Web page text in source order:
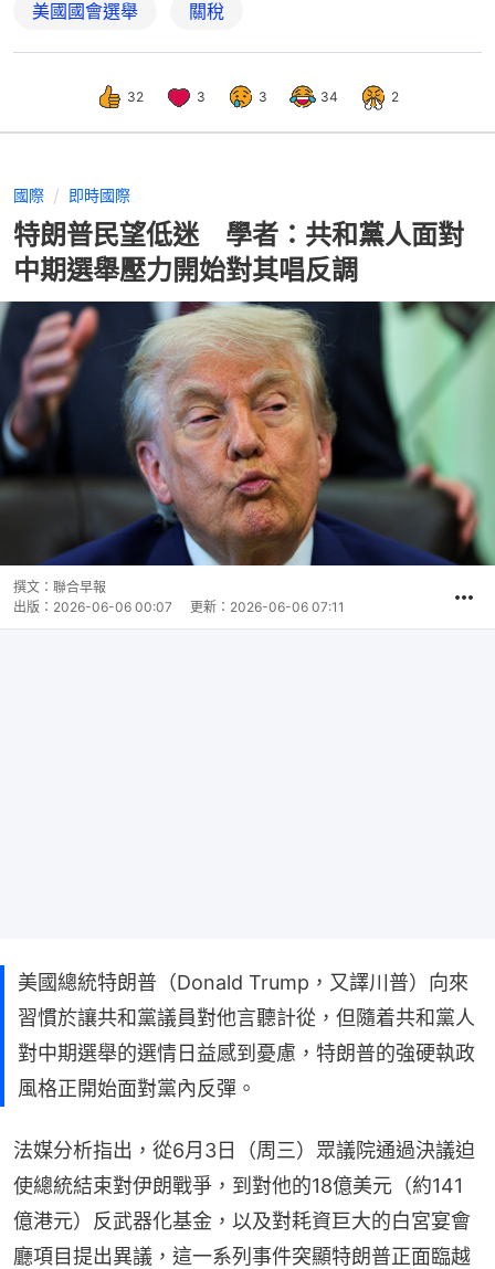
美國國會選舉 關稅
32 3 3 34 2
國際 即時國際
特朗普民望低迷 學者：共和黨人面對
中期選舉壓力開始對其唱反調
撰文： 聯合早報
出版： 2026-06-06 00:07 更新： 2026-06-06 07:11
美國總統特朗普（Donald Trump，又譯川普）向來
習慣於讓共和黨議員對他言聽計從，但隨着共和黨人
對中期選舉的選情日益感到憂慮，特朗普的強硬執政
風格正開始面對黨內反彈。
法媒分析指出，從6月3日（周三）眾議院通過決議迫
使總統結束對伊朗戰爭，到對他的18億美元（約141
億港元）反武器化基金，以及對耗資巨大的白宮宴會
廳項目提出異議，這一系列事件突顯特朗普正面臨越